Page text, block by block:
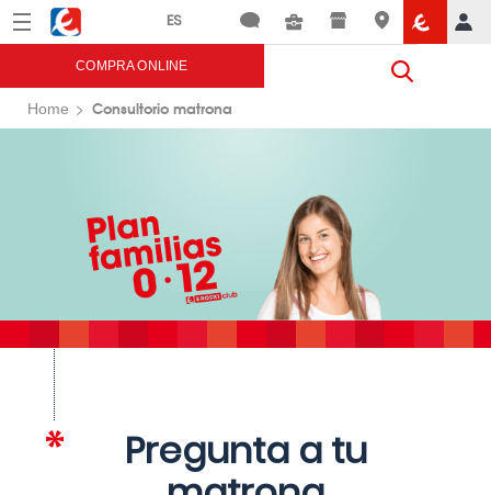
Menú Eroski
COMPRA ONLINE
Home Consultorio matrona
Pregunta a tu